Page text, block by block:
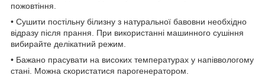
пожовтіння.
• Сушити постільну білизну з натуральної бавовни необхідно
відразу після прання. При використанні машинного сушіння
вибирайте делікатний режим.
• Бажано прасувати на високих температурах у напіввологому
стані. Можна скористатися парогенератором.